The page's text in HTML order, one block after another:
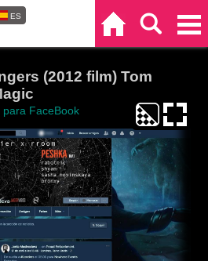
ES
(2012 film) Tom
FaceBook